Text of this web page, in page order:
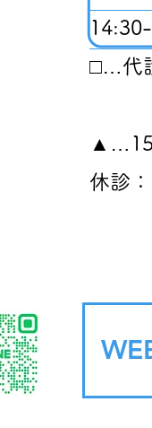
□…代
（
休診